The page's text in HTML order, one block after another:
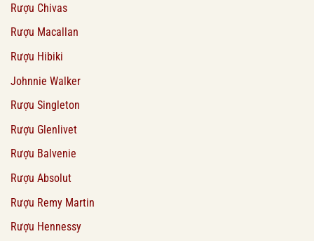
Rượu Chivas
Rượu Macallan
Rượu Hibiki
Johnnie Walker
Rượu Singleton
Rượu Glenlivet
Rượu Balvenie
Rượu Absolut
Rượu Remy Martin
Rượu Hennessy